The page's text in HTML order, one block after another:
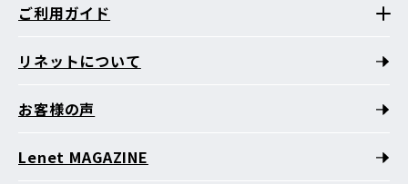
ご利用ガイド
リネットについて
お客様の声
Lenet MAGAZINE